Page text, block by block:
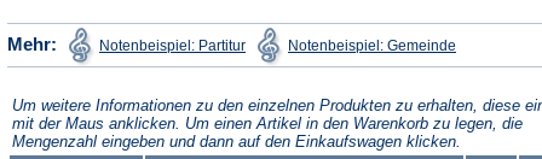
Mehr: Notenbeispiel: Partitur
(Öffnet
in
einem
Tab)
Notenbeispiel: Gemeindein
einem
Tab)
Um weitere Informationen zu den einzelnen Produkten zu erhalten, diese
mit der Maus anklicken. Um einen Artikel in den Warenkorb zu legen, die
Mengenzahl eingeben und dann auf den Einkaufswagen klicken.